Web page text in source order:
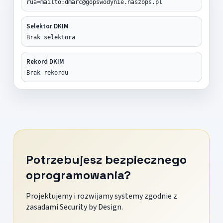
rua=mailto:dmarc@gopswodynie.naszops.pl
Selektor DKIM
Brak selektora
Rekord DKIM
Brak rekordu
Potrzebujesz bezpiecznego
oprogramowania?
Projektujemy i rozwijamy systemy zgodnie z
zasadami Security by Design.